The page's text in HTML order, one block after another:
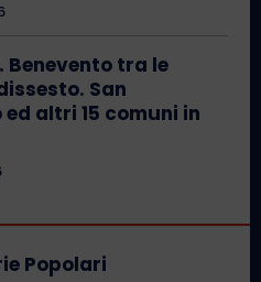
Benevento tra le
San
altri 15 comuni in
Popolari